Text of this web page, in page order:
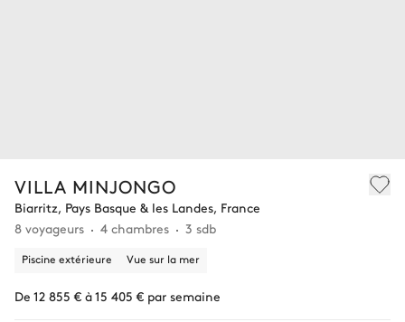
VILLA MINJONGO
Biarritz, Pays Basque & les Landes, France
8 voyageurs
4 chambres 3 sdb
Piscine extérieure Vue sur la mer
De 12 855 € à 15 405 € par semaine